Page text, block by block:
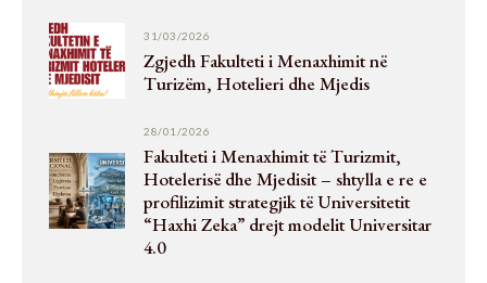
31/03/2026
Zgjedh Fakulteti i Menaxhimit në
Turizëm, Hotelieri dhe Mjedis
28/01/2026
Fakulteti i Menaxhimit të Turizmit,
Hotelerisë dhe Mjedisit – shtylla e re e
profilizimit strategjik të Universitetit
“Haxhi Zeka” drejt modelit Universitar
4.0